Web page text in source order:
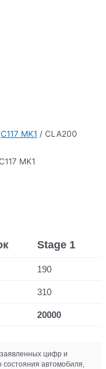
C117 MK1 / CLA200
MK1
Stage 1
190
310
20000
цифр и
состояния автомобиля,